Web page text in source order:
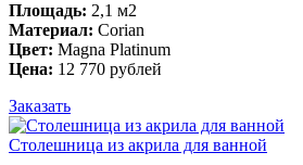
Площадь: 2,1 м2
Материал: Corian
Цвет: Magna Platinum
Цена: 12 770 рублей
Заказать
Столешница из акрила для ванной